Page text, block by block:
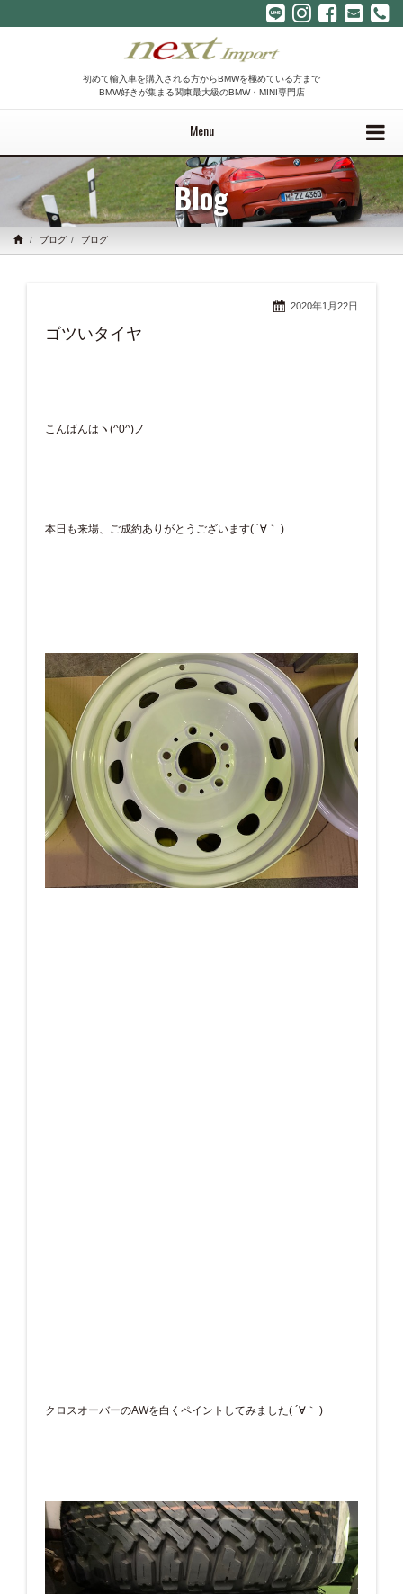
初めて輸入車を購入される方からBMWを極めている方まで
BMW好きが集まる関東最大級のBMW・MINI専門店
Menu
Blog
ブログ ブログ
2020年1月22日
ゴツいタイヤ
こんばんはヽ(^0^)ノ
本日も来場、ご成約ありがとうございます( ´∀｀ )
クロスオーバーのAWを白くペイントしてみました( ´∀｀ )